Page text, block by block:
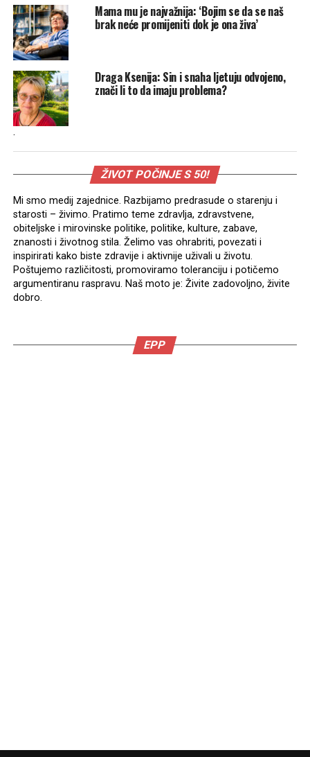
Mama mu je najvažnija: ‘Bojim se da se naš
brak neće promijeniti dok je ona živa’
Draga Ksenija: Sin i snaha ljetuju odvojeno,
znači li to da imaju problema?
.
ŽIVOT POČINJE S 50!
Mi smo medij zajednice. Razbijamo predrasude o starenju i
starosti – živimo. Pratimo teme zdravlja, zdravstvene,
obiteljske i mirovinske politike, politike, kulture, zabave,
znanosti i životnog stila. Želimo vas ohrabriti, povezati i
inspirirati kako biste zdravije i aktivnije uživali u životu.
Poštujemo različitosti, promoviramo toleranciju i potičemo
argumentiranu raspravu. Naš moto je: Živite zadovoljno, živite
dobro.
EPP